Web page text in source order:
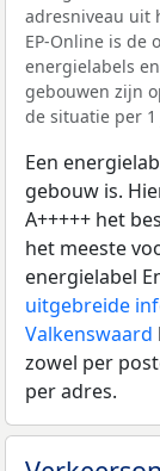
adresniveau uit
EP-Online is de
energielabels
gebouwen zijn
de situatie per
Een
gebouw is.
A+++++ het
het meeste
energielabel
uitgebreide
Valkenswaard
zowel per
per adres.